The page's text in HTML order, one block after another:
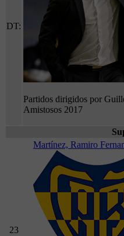
DT:
Partidos dirigidos por
Amistosos 2017
23
Martínez, Ramiro